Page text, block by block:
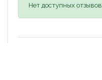
Нет доступных отзывов